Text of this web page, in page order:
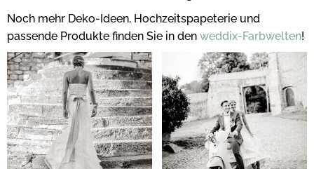
Noch mehr Deko-Ideen, Hochzeitspapeterie und
passende Produkte finden Sie in den weddix-Farbwelten!